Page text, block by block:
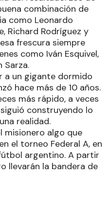
combinación de
como Leonardo
Richard Rodríguez y
frescura siempre
como Iván Esquivel,
Sarza.
a un gigante dormido
hace más de 10 años.
más rápido, a veces
construyendo lo
realidad.
misionero algo que
el torneo Federal A, en
argentino. A partir
llevarán la bandera de